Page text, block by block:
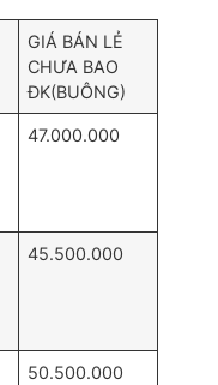
GIÁ BÁN LẺ
CHƯA BAO
ĐK(BUÔNG)
47.000.000
45.500.000
50.500.000